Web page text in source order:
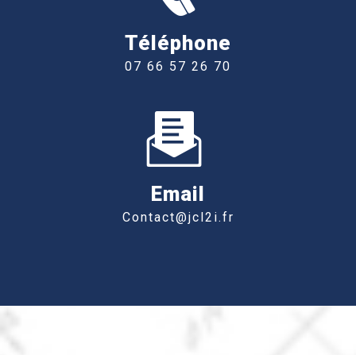
Téléphone
07 66 57 26 70
Email
contact@jcl2i.fr